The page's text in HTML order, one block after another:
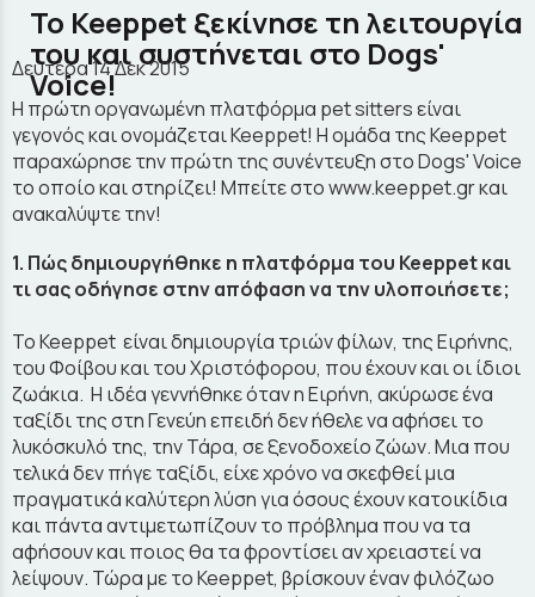
To Keeppet ξεκίνησε τη λειτουργία
του και συστήνεται στο Dogs'
Voice!
Δευτέρα 14 Δεκ 2015
Η πρώτη οργανωμένη πλατφόρμα pet sitters είναι
γεγονός και ονομάζεται Keeppet! H ομάδα της Keeppet
παραχώρησε την πρώτη της συνέντευξη στο Dogs' Voice
το οποίο και στηρίζει! Μπείτε στο www.keeppet.gr και
ανακαλύψτε την!
1. Πώς δημιουργήθηκε η πλατφόρμα του Keeppet και
τι σας οδήγησε στην απόφαση να την υλοποιήσετε;
Το Keeppet είναι δημιουργία τριών φίλων, της Ειρήνης,
του Φοίβου και του Χριστόφορου, που έχουν και οι ίδιοι
ζωάκια. Η ιδέα γεννήθηκε όταν η Ειρήνη, ακύρωσε ένα
ταξίδι της στη Γενεύη επειδή δεν ήθελε να αφήσει το
λυκόσκυλό της, την Τάρα, σε ξενοδοχείο ζώων. Μια που
τελικά δεν πήγε ταξίδι, είχε χρόνο να σκεφθεί μια
πραγματικά καλύτερη λύση για όσους έχουν κατοικίδια
και πάντα αντιμετωπίζουν το πρόβλημα που να τα
αφήσουν και ποιος θα τα φροντίσει αν χρειαστεί να
λείψουν. Τώρα με το Keeppet, βρίσκουν έναν φιλόζωο